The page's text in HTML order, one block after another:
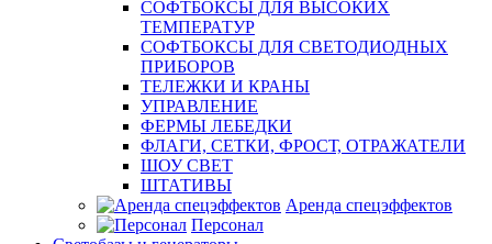
СОФТБОКСЫ ДЛЯ ВЫСОКИХ
ТЕМПЕРАТУР
СОФТБОКСЫ ДЛЯ СВЕТОДИОДНЫХ
ПРИБОРОВ
ТЕЛЕЖКИ И КРАНЫ
УПРАВЛЕНИЕ
ФЕРМЫ ЛЕБЕДКИ
ФЛАГИ, СЕТКИ, ФРОСТ, ОТРАЖАТЕЛИ
ШОУ СВЕТ
ШТАТИВЫ
Аренда спецэффектов
Персонал